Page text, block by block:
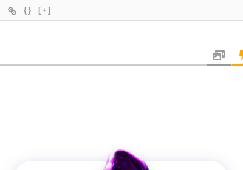
{} [+]